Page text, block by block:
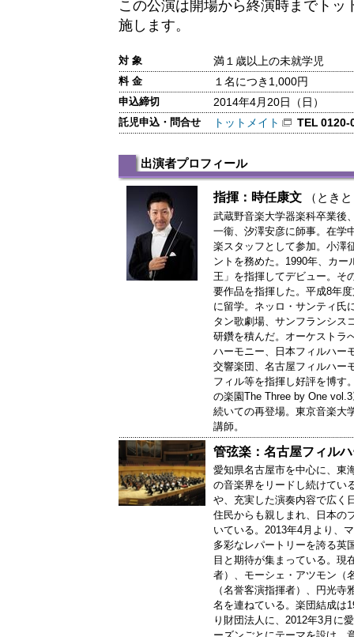
この公演は開場から終演時までト
施します。
対 象 満１歳以上の未就学児
料 金 １名につき1,000円
申込締切 2014年4月20日（日）
託児申込・問合せ トットメイト TEL 0120-
出演者プロフィール
指揮：時任康文 （とき
武蔵野音楽大学器楽科卒業後
一衞、汐澤安彦に師事。在学
楽スタッフとして参加。小澤
ントを務めた。1990年、カ
王」を指揮してデビュー。そ
要作品を指揮した。平成8年
に留学。ネッロ・サンティ氏
タン歌劇場、サンフランシス
研鑽を積んだ。オーケストラ
ハーモニー、日本フィルハー
交響楽団、名古屋フィルハー
フィル等を指揮し好評を博す
の楽園The Three by One
続いての再登場。東京音楽大
講師。
管弦楽：名古屋フィル
愛知県名古屋市を中心に、東
の音楽界をリードし続けてい
や、充実した演奏内容で広く
住民からも親しまれ、日本の
いている。2013年4月より、
多彩なレパートリーを誇る英
目と期待が集まっている。現
者）、モーシェ・アツモン（
（名誉客演指揮者）、円光
名を連ねている。楽団結成は
り財団法人に、2012年3月に